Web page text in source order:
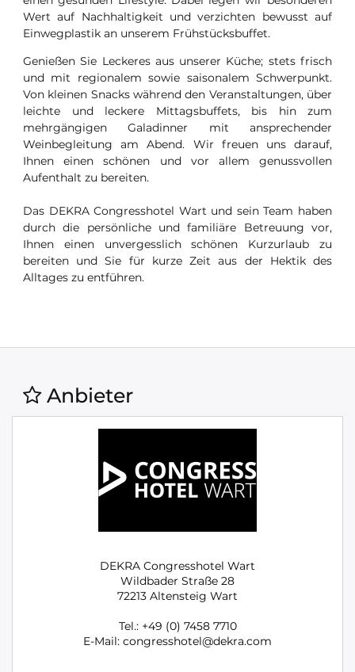
Wert auf Nachhaltigkeit und verzichten bewusst auf
Einwegplastik an unserem Frühstücksbuffet.
Genießen Sie Leckeres aus unserer Küche; stets frisch
und mit regionalem sowie saisonalem Schwerpunkt.
Von kleinen Snacks während den Veranstaltungen, über
leichte und leckere Mittagsbuffets, bis hin zum
mehrgängigen Galadinner mit ansprechender
Weinbegleitung am Abend. Wir freuen uns darauf,
Ihnen einen schönen und vor allem genussvollen
Aufenthalt zu bereiten.
Das DEKRA Congresshotel Wart und sein Team haben
durch die persönliche und familiäre Betreuung vor,
Ihnen einen unvergesslich schönen Kurzurlaub zu
bereiten und Sie für kurze Zeit aus der Hektik des
Alltages zu entführen.
Anbieter
DEKRA Congresshotel Wart
Wildbader Straße 28
72213 Altensteig Wart
Tel.: +49 (0) 7458 7710
E-Mail: congresshotel@dekra.com